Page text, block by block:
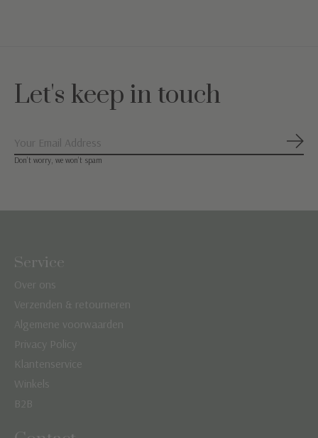
Let's keep in touch
Don’t worry, we won’t spam
Service
Over ons
Verzenden & retourneren
Algemene voorwaarden
Privacy Policy
Klantenservice
Winkels
B2B